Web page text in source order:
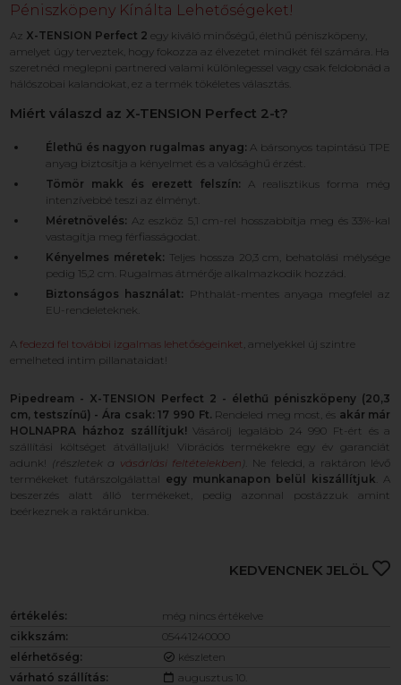
Péniszköpeny Kínálta Lehetőségeket!
Az X-TENSION Perfect 2 egy kiváló minőségű, élethű péniszköpeny,
amelyet úgy terveztek, hogy fokozza az élvezetet mindkét fél számára. Ha
szeretnéd meglepni partnered valami különlegessel vagy csak feldobnád a
hálószobai kalandokat, ez a termék tökéletes választás.
Miért válaszd az X-TENSION Perfect 2-t?
Élethű és nagyon rugalmas anyag: A bársonyos tapintású TPE
anyag biztosítja a kényelmet és a valósághű érzést.
Tömör makk és erezett felszín: A realisztikus forma még
intenzívebbé teszi az élményt.
Méretnövelés: Az eszköz 5,1 cm-rel hosszabbítja meg és 33%-kal
vastagítja meg férfiasságodat.
Kényelmes méretek: Teljes hossza 20,3 cm, behatolási mélysége
pedig 15,2 cm. Rugalmas átmérője alkalmazkodik hozzád.
Biztonságos használat: Phthalát-mentes anyaga megfelel az
EU-rendeleteknek.
Afedezd fel további izgalmas lehetőségeinket, amelyekkel új szintre
emelheted intim pillanataidat!
Pipedream - X-TENSION Perfect 2 - élethű péniszköpeny (20,3
cm, testszínű) - Ára csak: 17 990 Ft. Rendeled meg most, és akár már
HOLNAPRA házhoz szállítjuk! Vásárolj legalább 24 990 Ft-ért és a
szállítási költséget átvállaljuk! Vibrációs termékekre egy év garanciát
adunk! (részletek a vásárlási feltételekben ) . Ne feledd, a raktáron lévő
termékeket futárszolgálattal egy munkanapon belül kiszállítjuk . A
beszerzés alatt álló termékeket, pedig azonnal postázzuk amint
beérkeznek a raktárunkba.
KEDVENCNEK JELÖL
értékelés:
még nincs értékelve
cikkszám:
05441240000
elérhetőség:
készleten
várható szállítás:
augusztus 10.